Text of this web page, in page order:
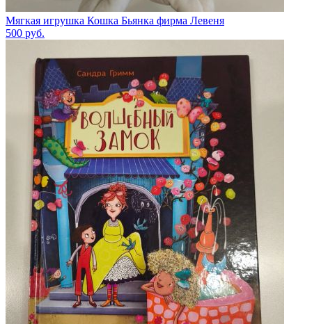
Мягкая игрушка Кошка Бьянка фирма Левеня
500 руб.